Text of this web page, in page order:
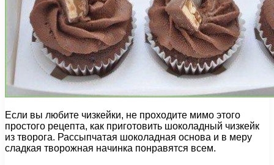
Если вы любите чизкейки, не проходите мимо этого
простого рецепта, как приготовить шоколадный чизкейк
из творога. Рассыпчатая шоколадная основа и в меру
сладкая творожная начинка понравятся всем.